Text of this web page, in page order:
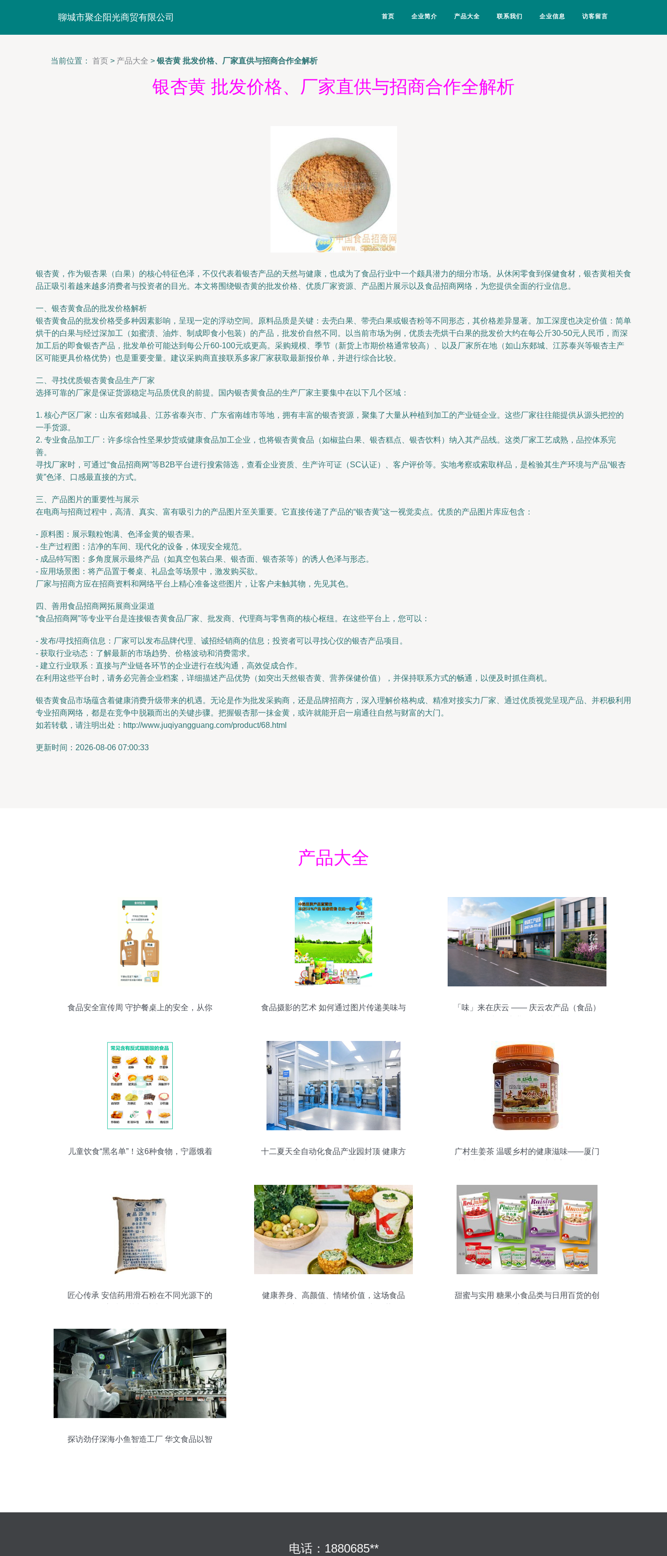
聊城市聚企阳光商贸有限公司 首页 企业简介 产品大全 联系我们 企业信息 访客留言
当前位置： 首页 > 产品大全 > 银杏黄 批发价格、厂家直供与招商合作全解析
银杏黄 批发价格、厂家直供与招商合作全解析
银杏黄，作为银杏果（白果）的核心特征色泽，不仅代表着银杏产品的天然与健康，也成为了食品行业中一个颇具潜力的细分市场。从休闲零食到保健食材，银杏黄相关食
品正吸引着越来越多消费者与投资者的目光。本文将围绕银杏黄的批发价格、优质厂家资源、产品图片展示以及食品招商网络，为您提供全面的行业信息。
一、银杏黄食品的批发价格解析
银杏黄食品的批发价格受多种因素影响，呈现一定的浮动空间。原料品质是关键：去壳白果、带壳白果或银杏粉等不同形态，其价格差异显著。加工深度也决定价值：简单
烘干的白果与经过深加工（如蜜渍、油炸、制成即食小包装）的产品，批发价自然不同。以当前市场为例，优质去壳烘干白果的批发价大约在每公斤30-50元人民币，而深
加工后的即食银杏产品，批发单价可能达到每公斤60-100元或更高。采购规模、季节（新货上市期价格通常较高）、以及厂家所在地（如山东郯城、江苏泰兴等银杏主产
区可能更具价格优势）也是重要变量。建议采购商直接联系多家厂家获取最新报价单，并进行综合比较。
二、寻找优质银杏黄食品生产厂家
选择可靠的厂家是保证货源稳定与品质优良的前提。国内银杏黄食品的生产厂家主要集中在以下几个区域：
1. 核心产区厂家：山东省郯城县、江苏省泰兴市、广东省南雄市等地，拥有丰富的银杏资源，聚集了大量从种植到加工的产业链企业。这些厂家往往能提供从源头把控的
一手货源。
2. 专业食品加工厂：许多综合性坚果炒货或健康食品加工企业，也将银杏黄食品（如椒盐白果、银杏糕点、银杏饮料）纳入其产品线。这类厂家工艺成熟，品控体系完
善。
寻找厂家时，可通过“食品招商网”等B2B平台进行搜索筛选，查看企业资质、生产许可证（SC认证）、客户评价等。实地考察或索取样品，是检验其生产环境与产品“银杏
黄”色泽、口感最直接的方式。
三、产品图片的重要性与展示
在电商与招商过程中，高清、真实、富有吸引力的产品图片至关重要。它直接传递了产品的“银杏黄”这一视觉卖点。优质的产品图片库应包含：
- 原料图：展示颗粒饱满、色泽金黄的银杏果。
- 生产过程图：洁净的车间、现代化的设备，体现安全规范。
- 成品特写图：多角度展示最终产品（如真空包装白果、银杏面、银杏茶等）的诱人色泽与形态。
- 应用场景图：将产品置于餐桌、礼品盒等场景中，激发购买欲。
厂家与招商方应在招商资料和网络平台上精心准备这些图片，让客户未触其物，先见其色。
四、善用食品招商网拓展商业渠道
“食品招商网”等专业平台是连接银杏黄食品厂家、批发商、代理商与零售商的核心枢纽。在这些平台上，您可以：
- 发布/寻找招商信息：厂家可以发布品牌代理、诚招经销商的信息；投资者可以寻找心仪的银杏产品项目。
- 获取行业动态：了解最新的市场趋势、价格波动和消费需求。
- 建立行业联系：直接与产业链各环节的企业进行在线沟通，高效促成合作。
在利用这些平台时，请务必完善企业档案，详细描述产品优势（如突出天然银杏黄、营养保健价值），并保持联系方式的畅通，以便及时抓住商机。
银杏黄食品市场蕴含着健康消费升级带来的机遇。无论是作为批发采购商，还是品牌招商方，深入理解价格构成、精准对接实力厂家、通过优质视觉呈现产品、并积极利用
专业招商网络，都是在竞争中脱颖而出的关键步骤。把握银杏那一抹金黄，或许就能开启一扇通往自然与财富的大门。
如若转载，请注明出处：http://www.juqiyangguang.com/product/68.html
更新时间：2026-08-06 07:00:33
产品大全
食品安全宣传周 守护餐桌上的安全，从你
食品摄影的艺术 如何通过图片传递美味与
「味」来在庆云 —— 庆云农产品（食品）
儿童饮食“黑名单”！这6种食物，宁愿饿着
十二夏天全自动化食品产业园封顶 健康方
广村生姜茶 温暖乡村的健康滋味——厦门
福建厦门扎根的广祥、所出蒜着诚信创新
的茶供认厦门、如今创出这块特有的配
方，调配合理的综合成本结构（旨在平衡
批发需求和出品稳定方面），还有生动透
明的含精实惠（包括一些无配表符合当天
的配方相关推优。此外能获得广大投资型
的当地饮物市场主流特色”，以及低起流量
（此处结合传统糖心土货方法精管特步等
匠心传承 安信药用滑石粉在不同光源下的
健康养身、高颜值、情绪价值，这场食品
甜蜜与实用 糖果小食品类与日用百货的创
探访劲仔深海小鱼智造工厂 华文食品以智
电话：1880685**